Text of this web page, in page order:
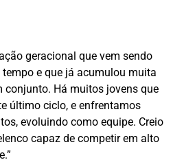
geracional que vem sendo
e que já acumulou muita
conjunto. Há muitos jovens que
último ciclo, e enfrentamos
evoluindo como equipe. Creio
capaz de competir em alto